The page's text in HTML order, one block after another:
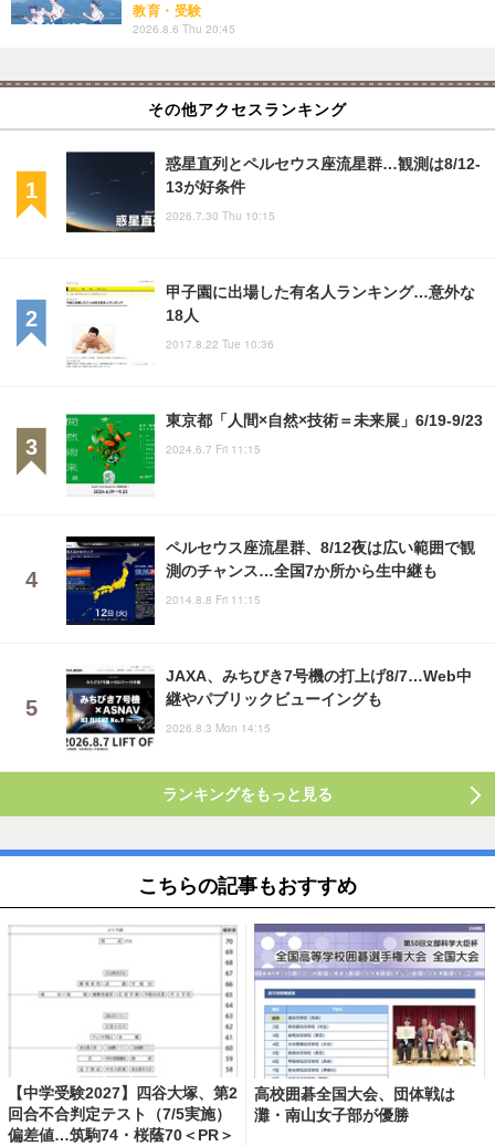
教育・受験
2026.8.6 Thu 20:45
その他アクセスランキング
惑星直列とペルセウス座流星群…観測は8/12-
13が好条件
2026.7.30 Thu 10:15
甲子園に出場した有名人ランキング…意外な
18人
2017.8.22 Tue 10:36
東京都「人間×自然×技術＝未来展」6/19-9/23
2024.6.7 Fri 11:15
ペルセウス座流星群、8/12夜は広い範囲で観
測のチャンス…全国7か所から生中継も
2014.8.8 Fri 11:15
JAXA、みちびき7号機の打上げ8/7…Web中
継やパブリックビューイングも
2026.8.3 Mon 14:15
ランキングをもっと見る
こちらの記事もおすすめ
【中学受験2027】四谷大塚、第2
回合不合判定テスト（7/5実施）
偏差値…筑駒74・桜蔭70＜PR＞
高校囲碁全国大会、団体戦は
灘・南山女子部が優勝